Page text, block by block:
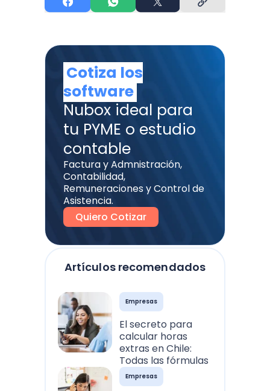
Artículos recomendados
Empresas
El secreto para
calcular horas
extras en Chile:
Todas las fórmulas
Empresas
Cotiza los
software
Nubox ideal para
tu PYME o estudio
contable
Factura y Admnistración,
Contabilidad,
Remuneraciones y Control de
Asistencia.
Quiero Cotizar